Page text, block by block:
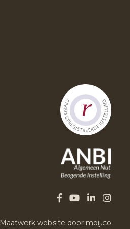
Maatwerk website door moij.co